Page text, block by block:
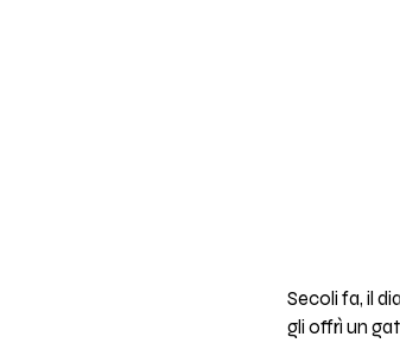
Secoli fa, il
gli offrì un